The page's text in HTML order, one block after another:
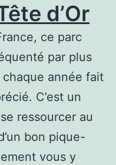
d’Or
ce parc
par plus
année fait
C’est un
ressourcer au
bon pique-
vous y